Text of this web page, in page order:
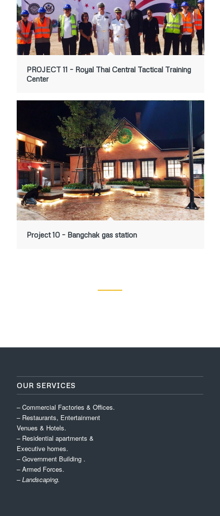
PROJECT 11 – Royal Thai Central Tactical Training
Center
Project 10 – Bangchak gas station
OUR SERVICES
– Commercial Factories & Offices.
– Restaurants, Entertainment
Venues & Hotels.
– Residential apartments &
Executive homes.
– Government Building .
– Armed Forces.
– Landscaping.